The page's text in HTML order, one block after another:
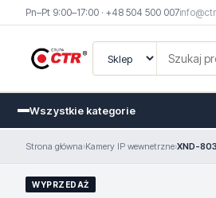
Pn–Pt 9:00–17:00 · +48 504 500 007
Wszystkie kategorie
Strona główna›Kamery IP wewnetrzne›XND-
WYPRZEDAŻ